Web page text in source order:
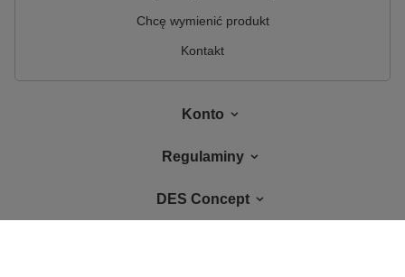
Chcę wymienić produkt
Kontakt
Konto
Regulaminy
DES Concept